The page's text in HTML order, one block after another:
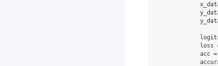
loss
acc =